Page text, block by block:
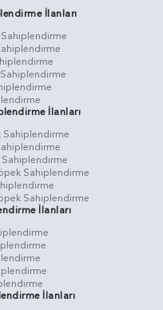
İlanları
İlanları
Sahiplendirme
Sahiplendirme
Sahiplendirme
İlanları
İlanları